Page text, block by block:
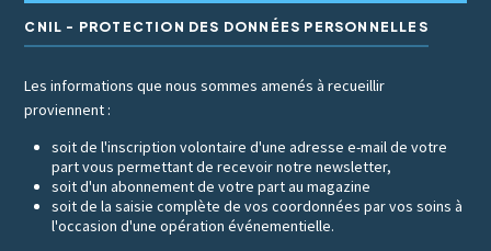
CNIL - PROTECTION DES DONNÉES PERSONNELLES
Les informations que nous sommes amenés à recueillir
proviennent :
soit de l'inscription volontaire d'une adresse e-mail de votre
part vous permettant de recevoir notre newsletter,
soit d'un abonnement de votre part au magazine
soit de la saisie complète de vos coordonnées par vos soins à
l'occasion d'une opération événementielle.